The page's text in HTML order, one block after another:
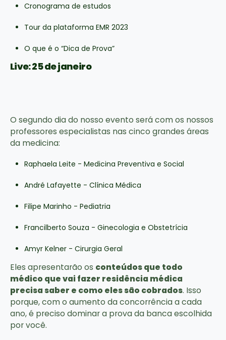
Cronograma de estudos
Tour da plataforma EMR 2023
O que é o “Dica de Prova”
Live: 25 de janeiro
O segundo dia do nosso evento será com os nossos
professores especialistas nas cinco grandes áreas
da medicina:
Raphaela Leite - Medicina Preventiva e Social
André Lafayette - Clínica Médica
Filipe Marinho - Pediatria
Francilberto Souza - Ginecologia e Obstetrícia
Amyr Kelner - Cirurgia Geral
Eles apresentarão os conteúdos que todo
médico que vai fazer residência médica
precisa saber e como eles são cobrados. Isso
porque, com o aumento da concorrência a cada
ano, é preciso dominar a prova da banca escolhida
por você.